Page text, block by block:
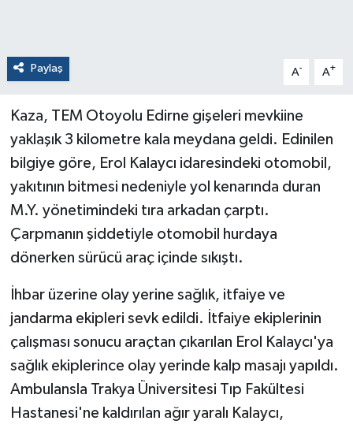
Paylaş A- A+
Kaza, TEM Otoyolu Edirne gişeleri mevkiine
yaklaşık 3 kilometre kala meydana geldi. Edinilen
bilgiye göre, Erol Kalaycı idaresindeki otomobil,
yakıtının bitmesi nedeniyle yol kenarında duran
M.Y. yönetimindeki tıra arkadan çarptı.
Çarpmanın şiddetiyle otomobil hurdaya
dönerken sürücü araç içinde sıkıştı.
İhbar üzerine olay yerine sağlık, itfaiye ve
jandarma ekipleri sevk edildi. İtfaiye ekiplerinin
çalışması sonucu araçtan çıkarılan Erol Kalaycı'ya
sağlık ekiplerince olay yerinde kalp masajı yapıldı.
Ambulansla Trakya Üniversitesi Tıp Fakültesi
Hastanesi'ne kaldırılan ağır yaralı Kalaycı,